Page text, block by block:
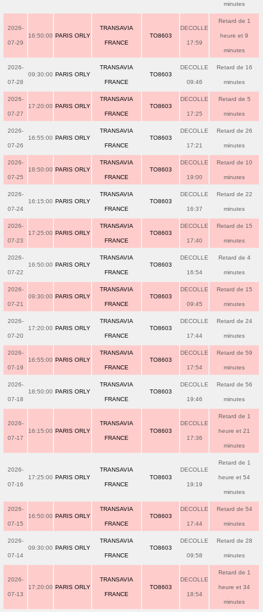
minutes
2026-
07-29
16:50:00 PARIS ORLY
TRANSAVIA
FRANCE
TO8603
DECOLLE
17:59
Retard de 1
heure et 9
minutes
2026-
07-28
09:30:00 PARIS ORLY
TRANSAVIA
FRANCE
TO8603
DECOLLE
09:46
Retard de 16
minutes
2026-
07-27
17:20:00 PARIS ORLY
TRANSAVIA
FRANCE
TO8603
DECOLLE
17:25
Retard de 5
minutes
2026-
07-26
16:55:00 PARIS ORLY
TRANSAVIA
FRANCE
TO8603
DECOLLE
17:21
Retard de 26
minutes
2026-
07-25
18:50:00 PARIS ORLY
TRANSAVIA
FRANCE
TO8603
DECOLLE
19:00
Retard de 10
minutes
2026-
07-24
16:15:00 PARIS ORLY
TRANSAVIA
FRANCE
TO8603
DECOLLE
16:37
Retard de 22
minutes
2026-
07-23
17:25:00 PARIS ORLY
TRANSAVIA
FRANCE
TO8603
DECOLLE
17:40
Retard de 15
minutes
2026-
07-22
16:50:00 PARIS ORLY
TRANSAVIA
FRANCE
TO8603
DECOLLE
16:54
Retard de 4
minutes
2026-
07-21
09:30:00 PARIS ORLY
TRANSAVIA
FRANCE
TO8603
DECOLLE
09:45
Retard de 15
minutes
2026-
07-20
17:20:00 PARIS ORLY
TRANSAVIA
FRANCE
TO8603
DECOLLE
17:44
Retard de 24
minutes
2026-
07-19
16:55:00 PARIS ORLY
TRANSAVIA
FRANCE
TO8603
DECOLLE
17:54
Retard de 59
minutes
2026-
07-18
18:50:00 PARIS ORLY
TRANSAVIA
FRANCE
TO8603
DECOLLE
19:46
Retard de 56
minutes
2026-
07-17
16:15:00 PARIS ORLY
TRANSAVIA
FRANCE
TO8603
DECOLLE
17:36
Retard de 1
heure et 21
minutes
2026-
07-16
17:25:00 PARIS ORLY
TRANSAVIA
FRANCE
TO8603
DECOLLE
19:19
Retard de 1
heure et 54
minutes
2026-
07-15
16:50:00 PARIS ORLY
TRANSAVIA
FRANCE
TO8603
DECOLLE
17:44
Retard de 54
minutes
2026-
07-14
09:30:00 PARIS ORLY
TRANSAVIA
FRANCE
TO8603
DECOLLE
09:58
Retard de 28
minutes
2026-
07-13
17:20:00 PARIS ORLY
TRANSAVIA
FRANCE
TO8603
DECOLLE
18:54
Retard de 1
heure et 34
minutes